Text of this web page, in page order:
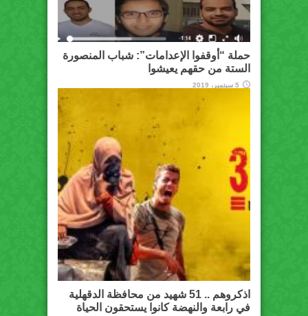
حملة “أوقفوا الإعدامات”: شباب المنصورة
الستة من حقهم يعيشوا
5 سبتمبر، 2019
اذكروهم .. 51 شهيد من محافظة الدقهلية
في رابعة والنهضة كانوا يستحقون الحياة